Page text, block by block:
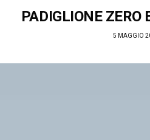
PADIGLIONE ZERO
5 MAGGIO